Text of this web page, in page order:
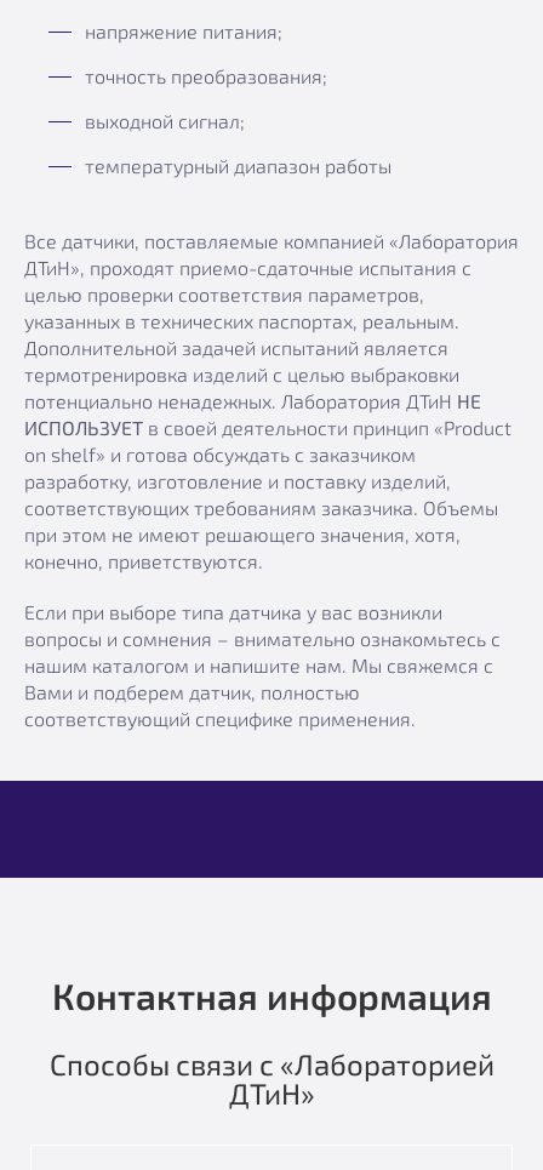
напряжение питания;
точность преобразования;
выходной сигнал;
температурный диапазон работы
Все датчики, поставляемые компанией «Лаборатория
ДТиН», проходят приемо-сдаточные испытания с
целью проверки соответствия параметров,
указанных в технических паспортах, реальным.
Дополнительной задачей испытаний является
термотренировка изделий с целью выбраковки
потенциально ненадежных. Лаборатория ДТиН НЕ
ИСПОЛЬЗУЕТ в своей деятельности принцип «Product
on shelf» и готова обсуждать с заказчиком
разработку, изготовление и поставку изделий,
соответствующих требованиям заказчика. Объемы
при этом не имеют решающего значения, хотя,
конечно, приветствуются.
Если при выборе типа датчика у вас возникли
вопросы и сомнения – внимательно ознакомьтесь с
нашим каталогом и напишите нам. Мы свяжемся с
Вами и подберем датчик, полностью
соответствующий специфике применения.
Контактная информация
Способы связи с «Лабораторией
ДТиН»